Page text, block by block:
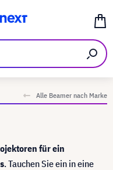
Alle Beamer nach Marke
für ein
. Tauchen Sie ein in eine